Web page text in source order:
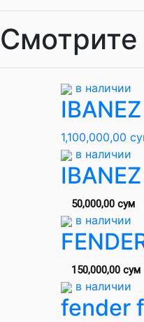
в наличии
1,100,000,00
в наличии
50,000,00 сум
в наличии
150,000,00 сум
в наличии
fender